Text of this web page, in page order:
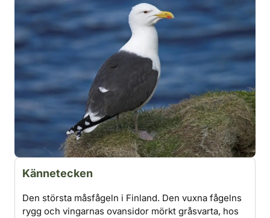
Kännetecken
Den största måsfågeln i Finland. Den vuxna fågelns
rygg och vingarnas ovansidor mörkt gråsvarta, hos